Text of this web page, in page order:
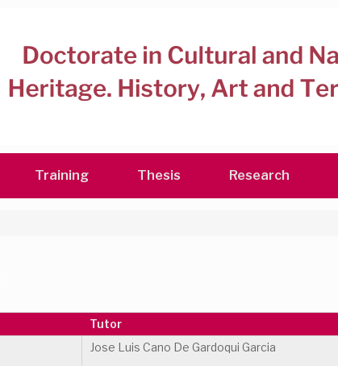
Training Thesis Research
Tutor
Jose Luis Cano De Gardoqui Garcia